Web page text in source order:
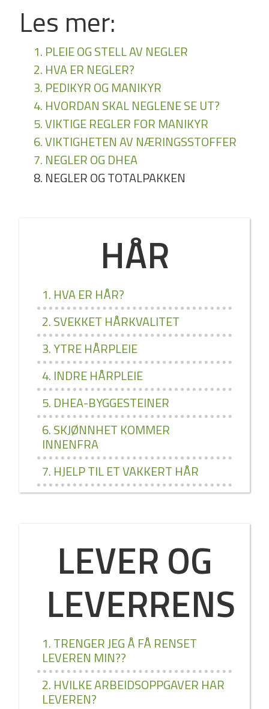
Les mer:
1. PLEIE OG STELL AV NEGLER
2. HVA ER NEGLER?
3. PEDIKYR OG MANIKYR
4. HVORDAN SKAL NEGLENE SE UT?
5. VIKTIGE REGLER FOR MANIKYR
6. VIKTIGHETEN AV NÆRINGSSTOFFER
7. NEGLER OG DHEA
8. NEGLER OG TOTALPAKKEN
HÅR
1. HVA ER HÅR?
2. SVEKKET HÅRKVALITET
3. YTRE HÅRPLEIE
4. INDRE HÅRPLEIE
5. DHEA­-BYGGESTEINER
6. SKJØNNHET KOMMER
INNENFRA
7. HJELP TIL ET VAKKERT HÅR
LEVER OG
LEVERRENS
1. TRENGER JEG Å FÅ RENSET
LEVEREN MIN??
2. HVILKE ARBEIDSOPPGAVER HAR
LEVEREN?